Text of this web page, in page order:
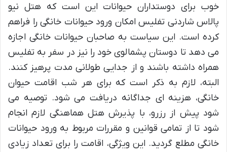
خوب برای دوستداران حیوانات این است که هتل نیو
پالاس شاردنی تفلیس امکان ورود حیوانات خانگی را فراهم
کرده است. این سیاست به صاحبان حیوانات خانگی اجازه
می دهد تا دوستان پشمالوی خود را نیز در سفر به تفلیس
همراه داشته باشند و از جدایی طولانی مدت پرهیز کنند.
البته، لازم به ذکر است که برای هر شب اقامت حیوان
خانگی، هزینه ای جداگانه دریافت می شود. توصیه می
شود پیش از رزرو، با پذیرش هتل هماهنگی لازم انجام
شود تا از تمامی قوانین و مقررات مربوط به ورود حیوانات
خانگی مطلع گردید. این ویژگی، اقامت را برای تعداد زیادی